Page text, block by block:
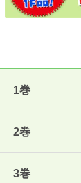
1巻
2巻
3巻